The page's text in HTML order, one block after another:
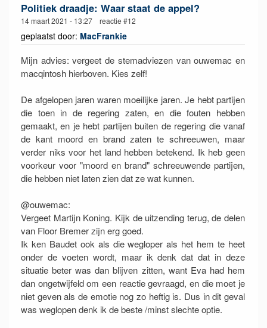
Politiek draadje: Waar staat de appel?
14 maart 2021 - 13:27 reactie #12
geplaatst door: MacFrankie
Mijn advies: vergeet de stemadviezen van ouwemac en
macqintosh hierboven. Kies zelf!
De afgelopen jaren waren moeilijke jaren. Je hebt partijen
die toen in de regering zaten, en die fouten hebben
gemaakt, en je hebt partijen buiten de regering die vanaf
de kant moord en brand zaten te schreeuwen, maar
verder niks voor het land hebben betekend. Ik heb geen
voorkeur voor "moord en brand" schreeuwende partijen,
die hebben niet laten zien dat ze wat kunnen.
@ouwemac:
Vergeet Martijn Koning. Kijk de uitzending terug, de delen
van Floor Bremer zijn erg goed.
Ik ken Baudet ook als die wegloper als het hem te heet
onder de voeten wordt, maar ik denk dat dat in deze
situatie beter was dan blijven zitten, want Eva had hem
dan ongetwijfeld om een reactie gevraagd, en die moet je
niet geven als de emotie nog zo heftig is. Dus in dit geval
was weglopen denk ik de beste /minst slechte optie.